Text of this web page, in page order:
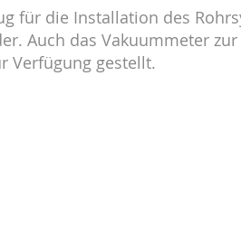
für die Installation des
Auch das Vakuummeter
Verfügung gestellt.